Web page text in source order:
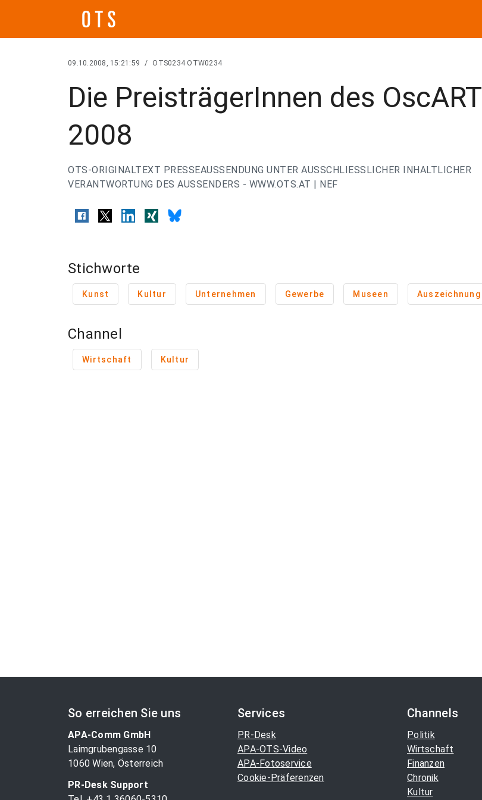
09.10.2008, 15:21:59 / OTS0234 OTW0234
Die PreisträgerInnen des OscART
2008
OTS-ORIGINALTEXT PRESSEAUSSENDUNG UNTER AUSSCHLIESSLICHER INHALTLICHER
VERANTWORTUNG DES AUSSENDERS - WWW.OTS.AT | NEF
Stichworte
Kunst Kultur Unternehmen Gewerbe Museen Auszeichnung
Channel
Wirtschaft Kultur
So erreichen Sie uns
APA-Comm GmbH
Laimgrubengasse 10
1060 Wien, Österreich
PR-Desk Support
Services
PR-Desk
APA-OTS-Video
APA-Fotoservice
Cookie-Präferenzen
Channels
Politik
Wirtschaft
Finanzen
Chronik
Kultur